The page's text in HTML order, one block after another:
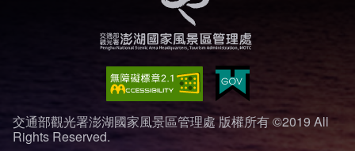
交通部觀光署澎湖國家風景區管理處 版權所有 ©2019 All
Rights Reserved.